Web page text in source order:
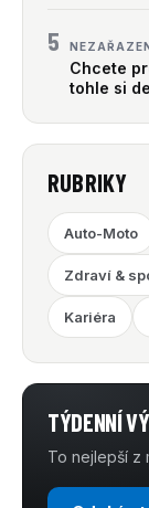
5
Chcete
tohle si
RUBRIKY
Auto-Moto
Zdraví &
Kariéra
TÝDENNÍ
To nejlepší z